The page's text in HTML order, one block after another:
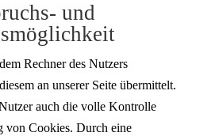
und
Rechner des Nutzers
an unserer Seite übermittelt.
auch die volle Kontrolle
von Cookies. Durch eine